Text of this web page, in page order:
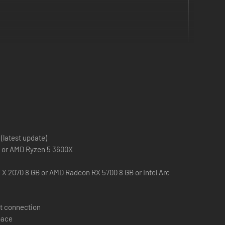
Meine KARRIERE, MyTEAM, Meine NBA und The W.
Erlebe deine Lieblings-Superstars der NBA hautnah
Legenden des Spiels in Meine KARRIERE Tribut,
und füge deinen Namen zur Liste der Legenden hinzu.
update)
AMD Ryzen 5 3600X
2070 8 GB or AMD Radeon RX 5700 8 GB or Intel Arc
connection